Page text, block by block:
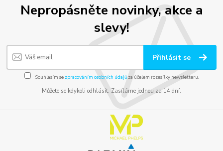
Nepropásněte novinky, akce a
slevy!
Přihlásit se
Souhlasím se zpracováním osobních údajůza účelem rozesílky newsletteru.
Můžete se kdykoli odhlásit. Zasíláme jednou za 14 dní.